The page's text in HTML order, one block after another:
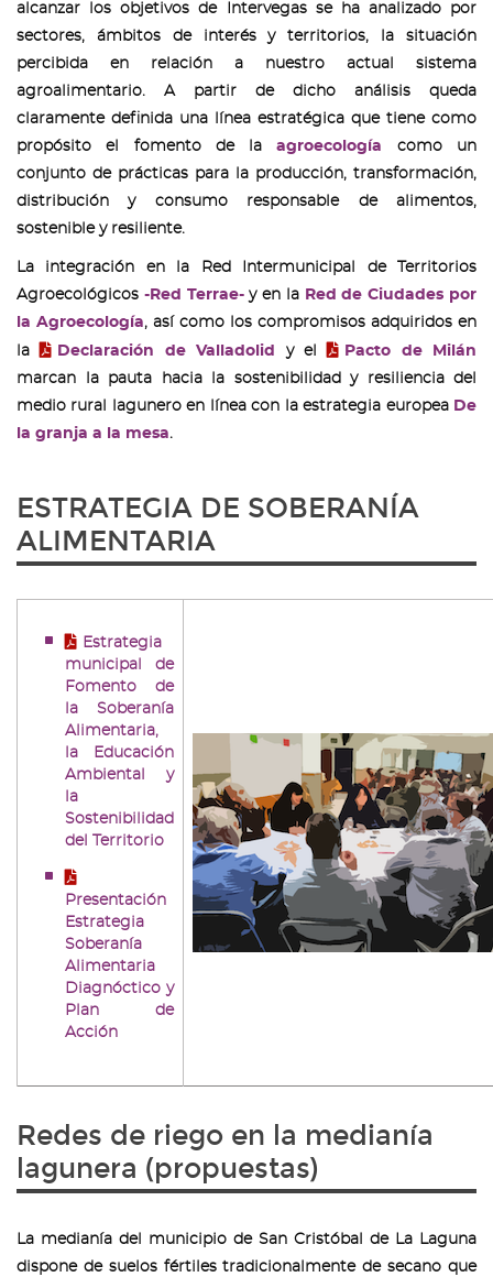
alcanzar los objetivos de Intervegas se ha analizado por
sectores, ámbitos de interés y territorios, la situación
percibida en relación a nuestro actual sistema
agroalimentario. A partir de dicho análisis queda
claramente definida una línea estratégica que tiene como
propósito el fomento de laagroecología
como un
conjunto de prácticas para la producción, transformación,
distribución y consumo responsable de alimentos,
sostenible y resiliente.
La integración en la Red Intermunicipal de Territorios
Agroecológicos -Red Terrae-y en la Red de Ciudades por
la Agroecología, así como los compromisos adquiridos en
la
Declaración de Valladolid y el
Pacto de Milán
marcan la pauta hacia la sostenibilidad y resiliencia del
medio rural laguneroen línea con la estrategia europea De
la granja a la mesa.
ESTRATEGIA DE SOBERANÍA
ALIMENTARIA
Estrategia
municipal de
Fomento de
la Soberanía
Alimentaria,
la Educación
Ambiental y
la
Sostenibilidad
del Territorio
Presentación
Estrategia
Soberanía
Alimentaria
Diagnóctico y
Plan de
Acción
Redes de riego en la medianía
lagunera (propuestas)
La medianía del municipio de San Cristóbal de La Laguna
dispone de suelos fértiles tradicionalmente de secano que